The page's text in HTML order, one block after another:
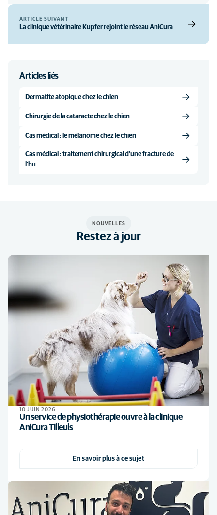
ARTICLE SUIVANT
La clinique vétérinaire Kupfer rejoint le réseau AniCura
Articles liés
Dermatite atopique chez le chien
Chirurgie de la cataracte chez le chien
Cas médical : le mélanome chez le chien
Cas médical : traitement chirurgical d’une fracture de
l’hu…
NOUVELLES
Restez à jour
10 JUIN 2026
Un service de physiothérapie ouvre à la clinique
AniCura Tilleuls
En savoir plus à ce sujet